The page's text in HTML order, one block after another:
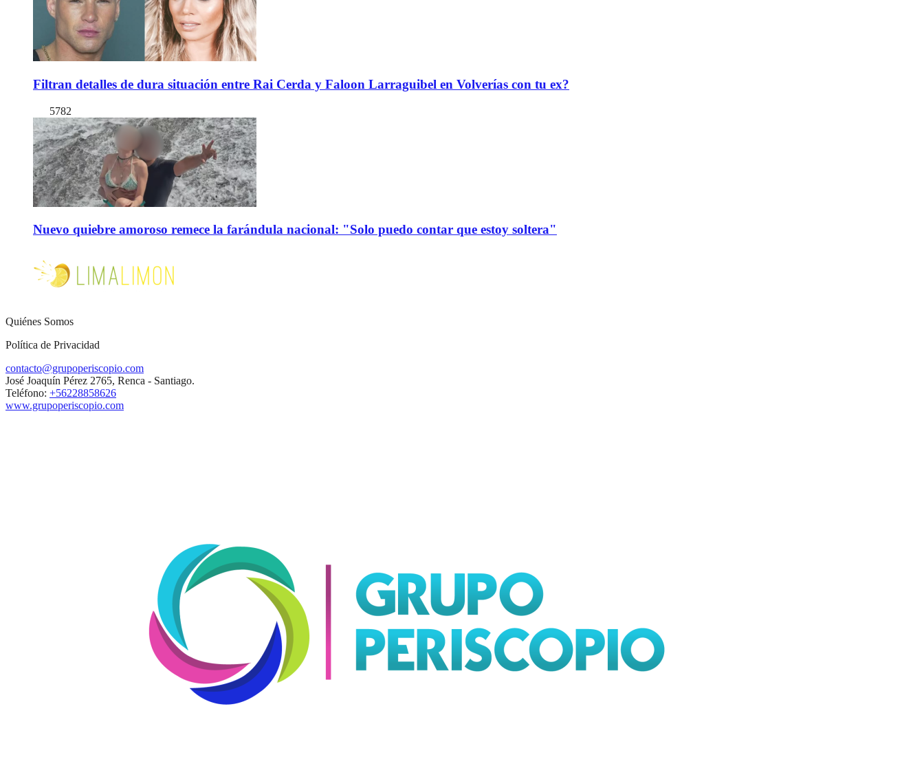
Filtran detalles de dura situación entre Rai Cerda y Faloon Larraguibel en Volverías con tu ex?
5782
Nuevo quiebre amoroso remece la farándula nacional: "Solo puedo contar que estoy soltera"
Quiénes Somos
Política de Privacidad
contacto@grupoperiscopio.com
José Joaquín Pérez 2765, Renca - Santiago.
Teléfono: +56228858626
www.grupoperiscopio.com